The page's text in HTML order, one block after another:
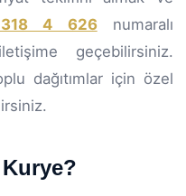
4 626numaralı
geçebilirsiniz.
dağıtımlar için özel